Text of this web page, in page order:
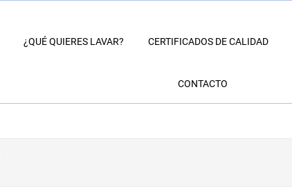
¿QUÉ QUIERES LAVAR? CERTIFICADOS DE CALIDAD
CONTACTO